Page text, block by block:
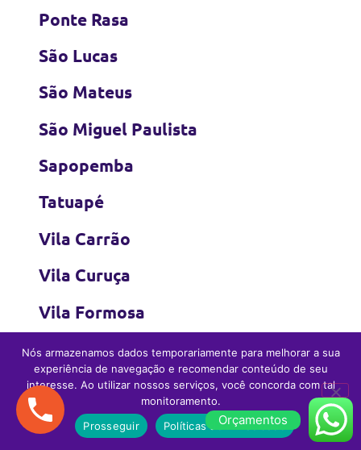
Ponte Rasa
São Lucas
São Mateus
São Miguel Paulista
Sapopemba
Tatuapé
Vila Carrão
Vila Curuça
Vila Formosa
Vila Jacuí
Vila Matilde
Vila Prudente
Orçamentos
Nós armazenamos dados temporariamente para melhorar a sua
experiência de navegação e recomendar conteúdo de seu
interesse. Ao utilizar nossos serviços, você concorda com tal
monitoramento.
Prosseguir
Políticas de Privacidade